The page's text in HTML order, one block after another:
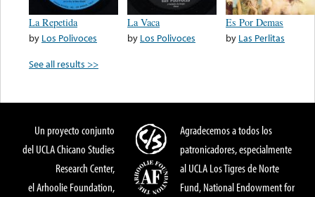
La Repetida
by Los Polivoces
La Vaca
by Los Polivoces
Es Por Demas
by Las Perlitas
See all results >>
Un proyecto conjunto
del UCLA Chicano Studies
Research Center,
el Arhoolie Foundation,
Agradecemos a todos los
patronicadores, especialmente
al UCLA Los Tigres de Norte
Fund, National Endowment for